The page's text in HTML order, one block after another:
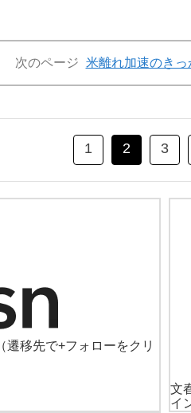
次のページ 米離れ加速のき
1 2 3
（遷移先で+フォローをクリ
文
イ